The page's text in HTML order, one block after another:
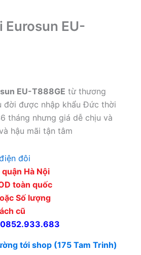
Eurosun EU-
EU-T888GE từ thương
đời được nhập khẩu Đức thời
tháng nhưng giá dễ chịu và
hậu mãi tận tâm
đôi
Hà Nội
toàn quốc
Số lượng
cũ
0852.933.683
tới shop (175 Tam Trinh)